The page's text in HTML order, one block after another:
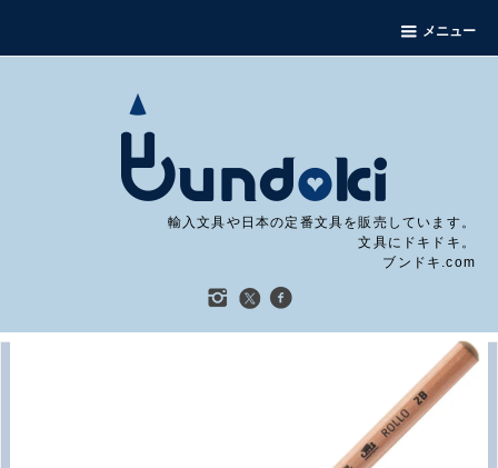
メニュー
輸入文具や日本の定番文具を販売しています。
文具にドキドキ。
ブンドキ.com